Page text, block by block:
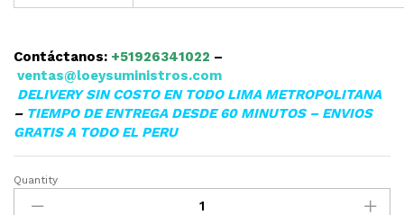
Contáctanos: +51926341022 –
ventas@loeysuministros.com
DELIVERY SIN COSTO EN TODO LIMA METROPOLITANA
– TIEMPO DE ENTREGA DESDE 60 MINUTOS – ENVIOS
GRATIS A TODO EL PERU
TONER
HP
Quantity